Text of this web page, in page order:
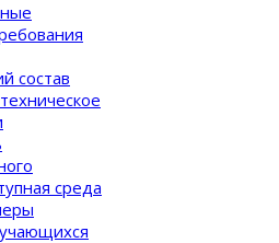
состав
среда